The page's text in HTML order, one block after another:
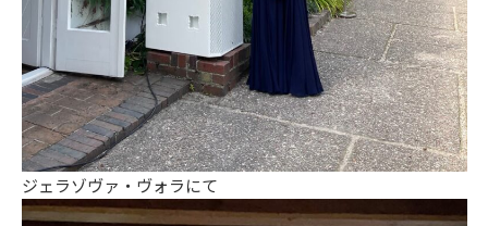
ジェラゾヴァ・ヴォラにて